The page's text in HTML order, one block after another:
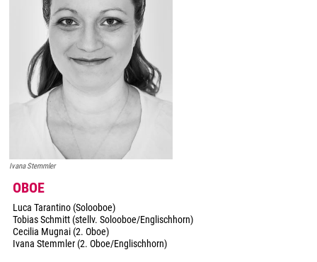
Ivana Stemmler
OBOE
Luca Tarantino (Solooboe)
Tobias Schmitt (stellv. Solooboe/Englischhorn)
Cecilia Mugnai (2. Oboe)
Ivana Stemmler (2. Oboe/Englischhorn)